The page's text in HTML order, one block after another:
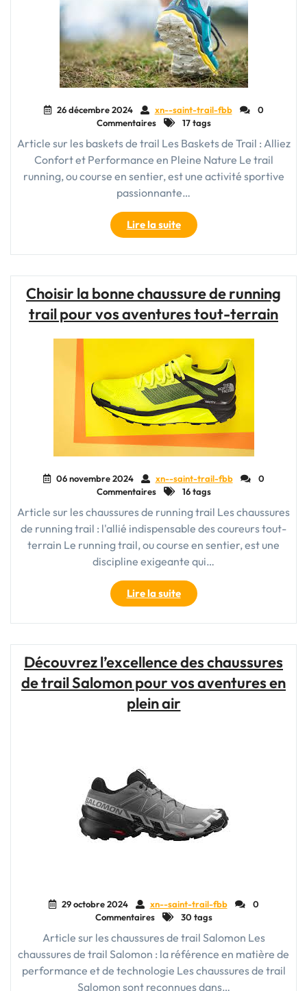
l’aventure!"
26 décembre 2024 xn--saint-trail-fbb
0
Commentaires
17 tags
Article sur les baskets de trail Les Baskets de Trail : Alliez
Confort et Performance en Pleine Nature Le trail
running, ou course en sentier, est une activité sportive
passionnante…
Lire la suite"Choisir
les
Meilleures
Trail
pour
Nature"
Choisir la bonne chaussure de running
trail pour vos aventures tout-terrain
06 novembre 2024 xn--saint-trail-fbb
0
Commentaires
16 tags
Article sur les chaussures de running trail Les chaussures
de running trail : l'allié indispensable des coureurs tout-
terrain Le running trail, ou course en sentier, est une
discipline exigeante qui…
Lire la suite"Choisir
la
bonne
running
trail
pour
vos
Découvrez l’excellence des chaussures
de trail Salomon pour vos aventures en
plein air
29 octobre 2024 xn--saint-trail-fbb
0
Commentaires
30 tags
Article sur les chaussures de trail Salomon Les
chaussures de trail Salomon : la référence en matière de
performance et de technologie Les chaussures de trail
Salomon sont reconnues dans…